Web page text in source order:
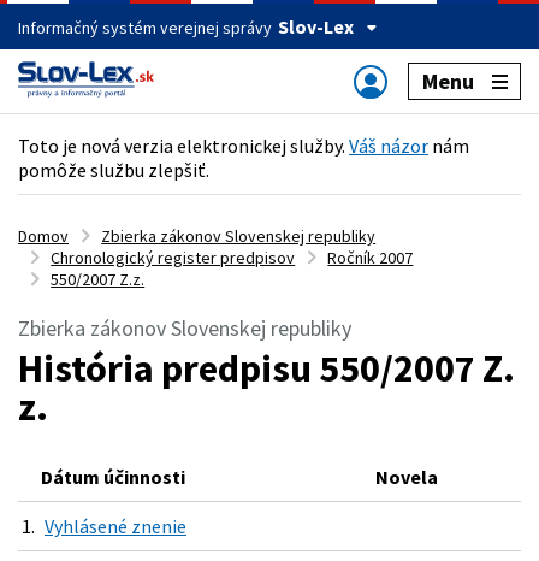
Informačný systém verejnej správy Slov-Lex
Menu
Toto je nová verzia elektronickej služby. Váš názor nám
pomôže službu zlepšiť.
Domov
Zbierka zákonov Slovenskej republiky
Chronologický register predpisov
Ročník 2007
550/2007 Z.z.
Zbierka zákonov Slovenskej republiky
História predpisu 550/2007 Z.
z.
Dátum účinnosti Novela
1. Vyhlásené znenie